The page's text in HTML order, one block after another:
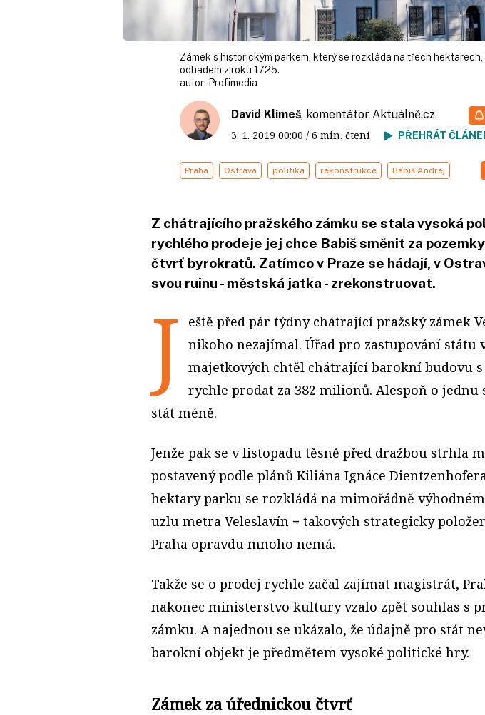
Zámek s historickým parkem, který se rozkládá na třech
odhadem z roku 1725.
autor: Profimedia
David Klimeš, komentátor Aktuálně.cz
3. 1. 2019 00:00 / 6 min. čtení PŘEHRÁT
Praha Ostrava politika rekonstrukce Babiš Andrej
Z chátrajícího pražského zámku se stala vysoká
rychlého prodeje jej chce Babiš směnit za
čtvrť byrokratů. Zatímco v Praze se hádají, v
svou ruinu - městská jatka - zrekonstruovat.
J
eště před pár týdny chátrající pražský zámek
nikoho nezajímal. Úřad pro zastupování státu
majetkových chtěl chátrající barokní budovu
rychle prodat za 382 milionů. Alespoň o jednu
stát méně.
Jenže pak se v listopadu těsně před dražbou strhla
postavený podle plánů Kiliána Ignáce
hektary parku se rozkládá na mimořádně
uzlu metra Veleslavín − takových strategicky
Praha opravdu mnoho nemá.
Takže se o prodej rychle začal zajímat magistrát,
nakonec ministerstvo kultury vzalo zpět souhlas s
zámku. A najednou se ukázalo, že údajně pro stát
barokní objekt je předmětem vysoké politické hry.
Zámek za úřednickou čtvrť